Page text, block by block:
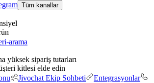
Tüm kanallar
arama
yüksek sipariş tutarları
kitlesi elde edin
Jivochat Ekip Sohbeti
Entegrasyonlar